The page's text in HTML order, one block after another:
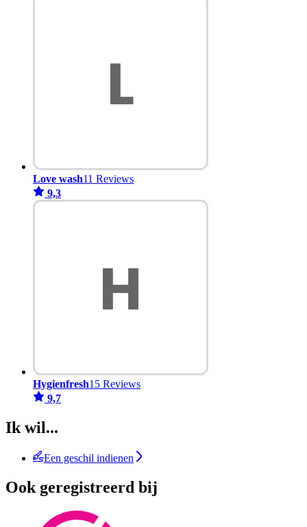
Love wash11 Reviews
9,3
Hygienfresh15 Reviews
9,7
Ik wil...
Een geschil indienen
Ook geregistreerd bij